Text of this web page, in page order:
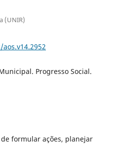
(UNIR)
Progresso Social.
formular ações, planejar